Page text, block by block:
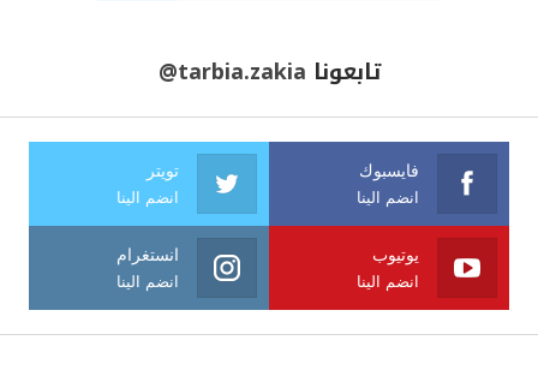
تابعونا @tarbia.zakia
فايسبوك
انضم الينا
تويتر
انضم الينا
يوتيوب
انضم الينا
انستغرام
انضم الينا